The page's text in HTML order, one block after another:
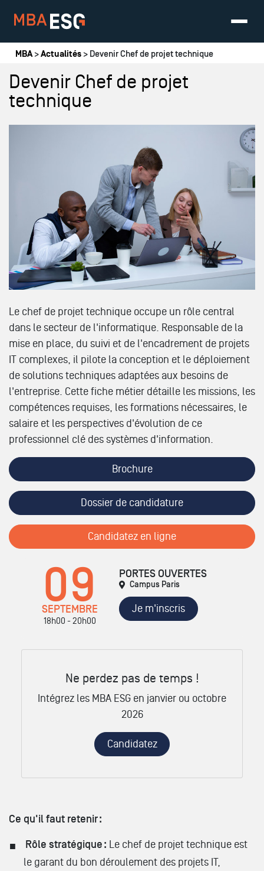
Vous êtes ici
MBA>Actualités > Devenir Chef de projet technique
Devenir Chef de projet
technique
Le chef de projet technique occupe un rôle central
dans le secteur de l'informatique. Responsable de la
mise en place, du suivi et de l'encadrement de projets
IT complexes, il pilote la conception et le déploiement
de solutions techniques adaptées aux besoins de
l'entreprise. Cette fiche métier détaille les missions, les
compétences requises, les formations nécessaires, le
salaire et les perspectives d'évolution de ce
professionnel clé des systèmes d'information.
Brochure
Dossier de candidature
Candidatez en ligne
09
SEPTEMBRE
18h00 - 20h00
PORTES OUVERTES
Campus Paris
Je m'inscris
Ne perdez pas de temps !
Intégrez les MBA ESG en janvier ou octobre
2026
Candidatez
Ce qu'il faut retenir :
Rôle stratégique : Le chef de projet technique est
le garant du bon déroulement des projets IT,